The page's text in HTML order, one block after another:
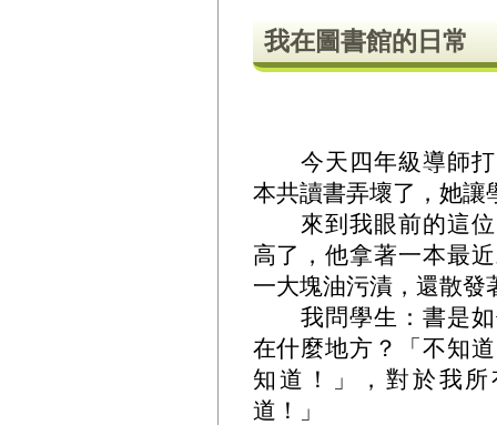
我在圖書館的日常
今天四年級導師打
本共讀書弄壞了，她讓
來到我眼前的這位
高了，他拿著一本最
一大塊油污漬，還散發
我問學生：書是如
在什麼地方？「不知
知道！」，對於我
道！」